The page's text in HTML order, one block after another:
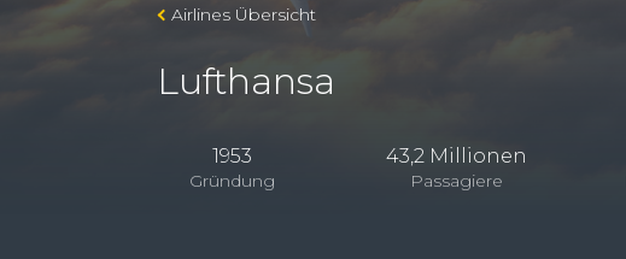
Airlines Übersicht
Lufthansa
1953
Gründung
43,2 Millionen
Passagiere